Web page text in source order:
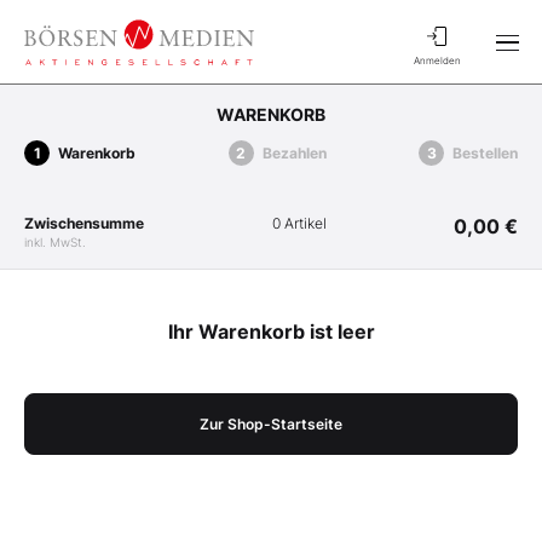
Anmelden
WARENKORB
Warenkorb Bezahlen Bestellen
Zwischensumme
inkl. MwSt.
0 Artikel 0,00 €
Ihr Warenkorb ist leer
Zur Shop-Startseite